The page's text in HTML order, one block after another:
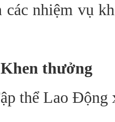
các nhiệm vụ
thưởng
thể Lao Động